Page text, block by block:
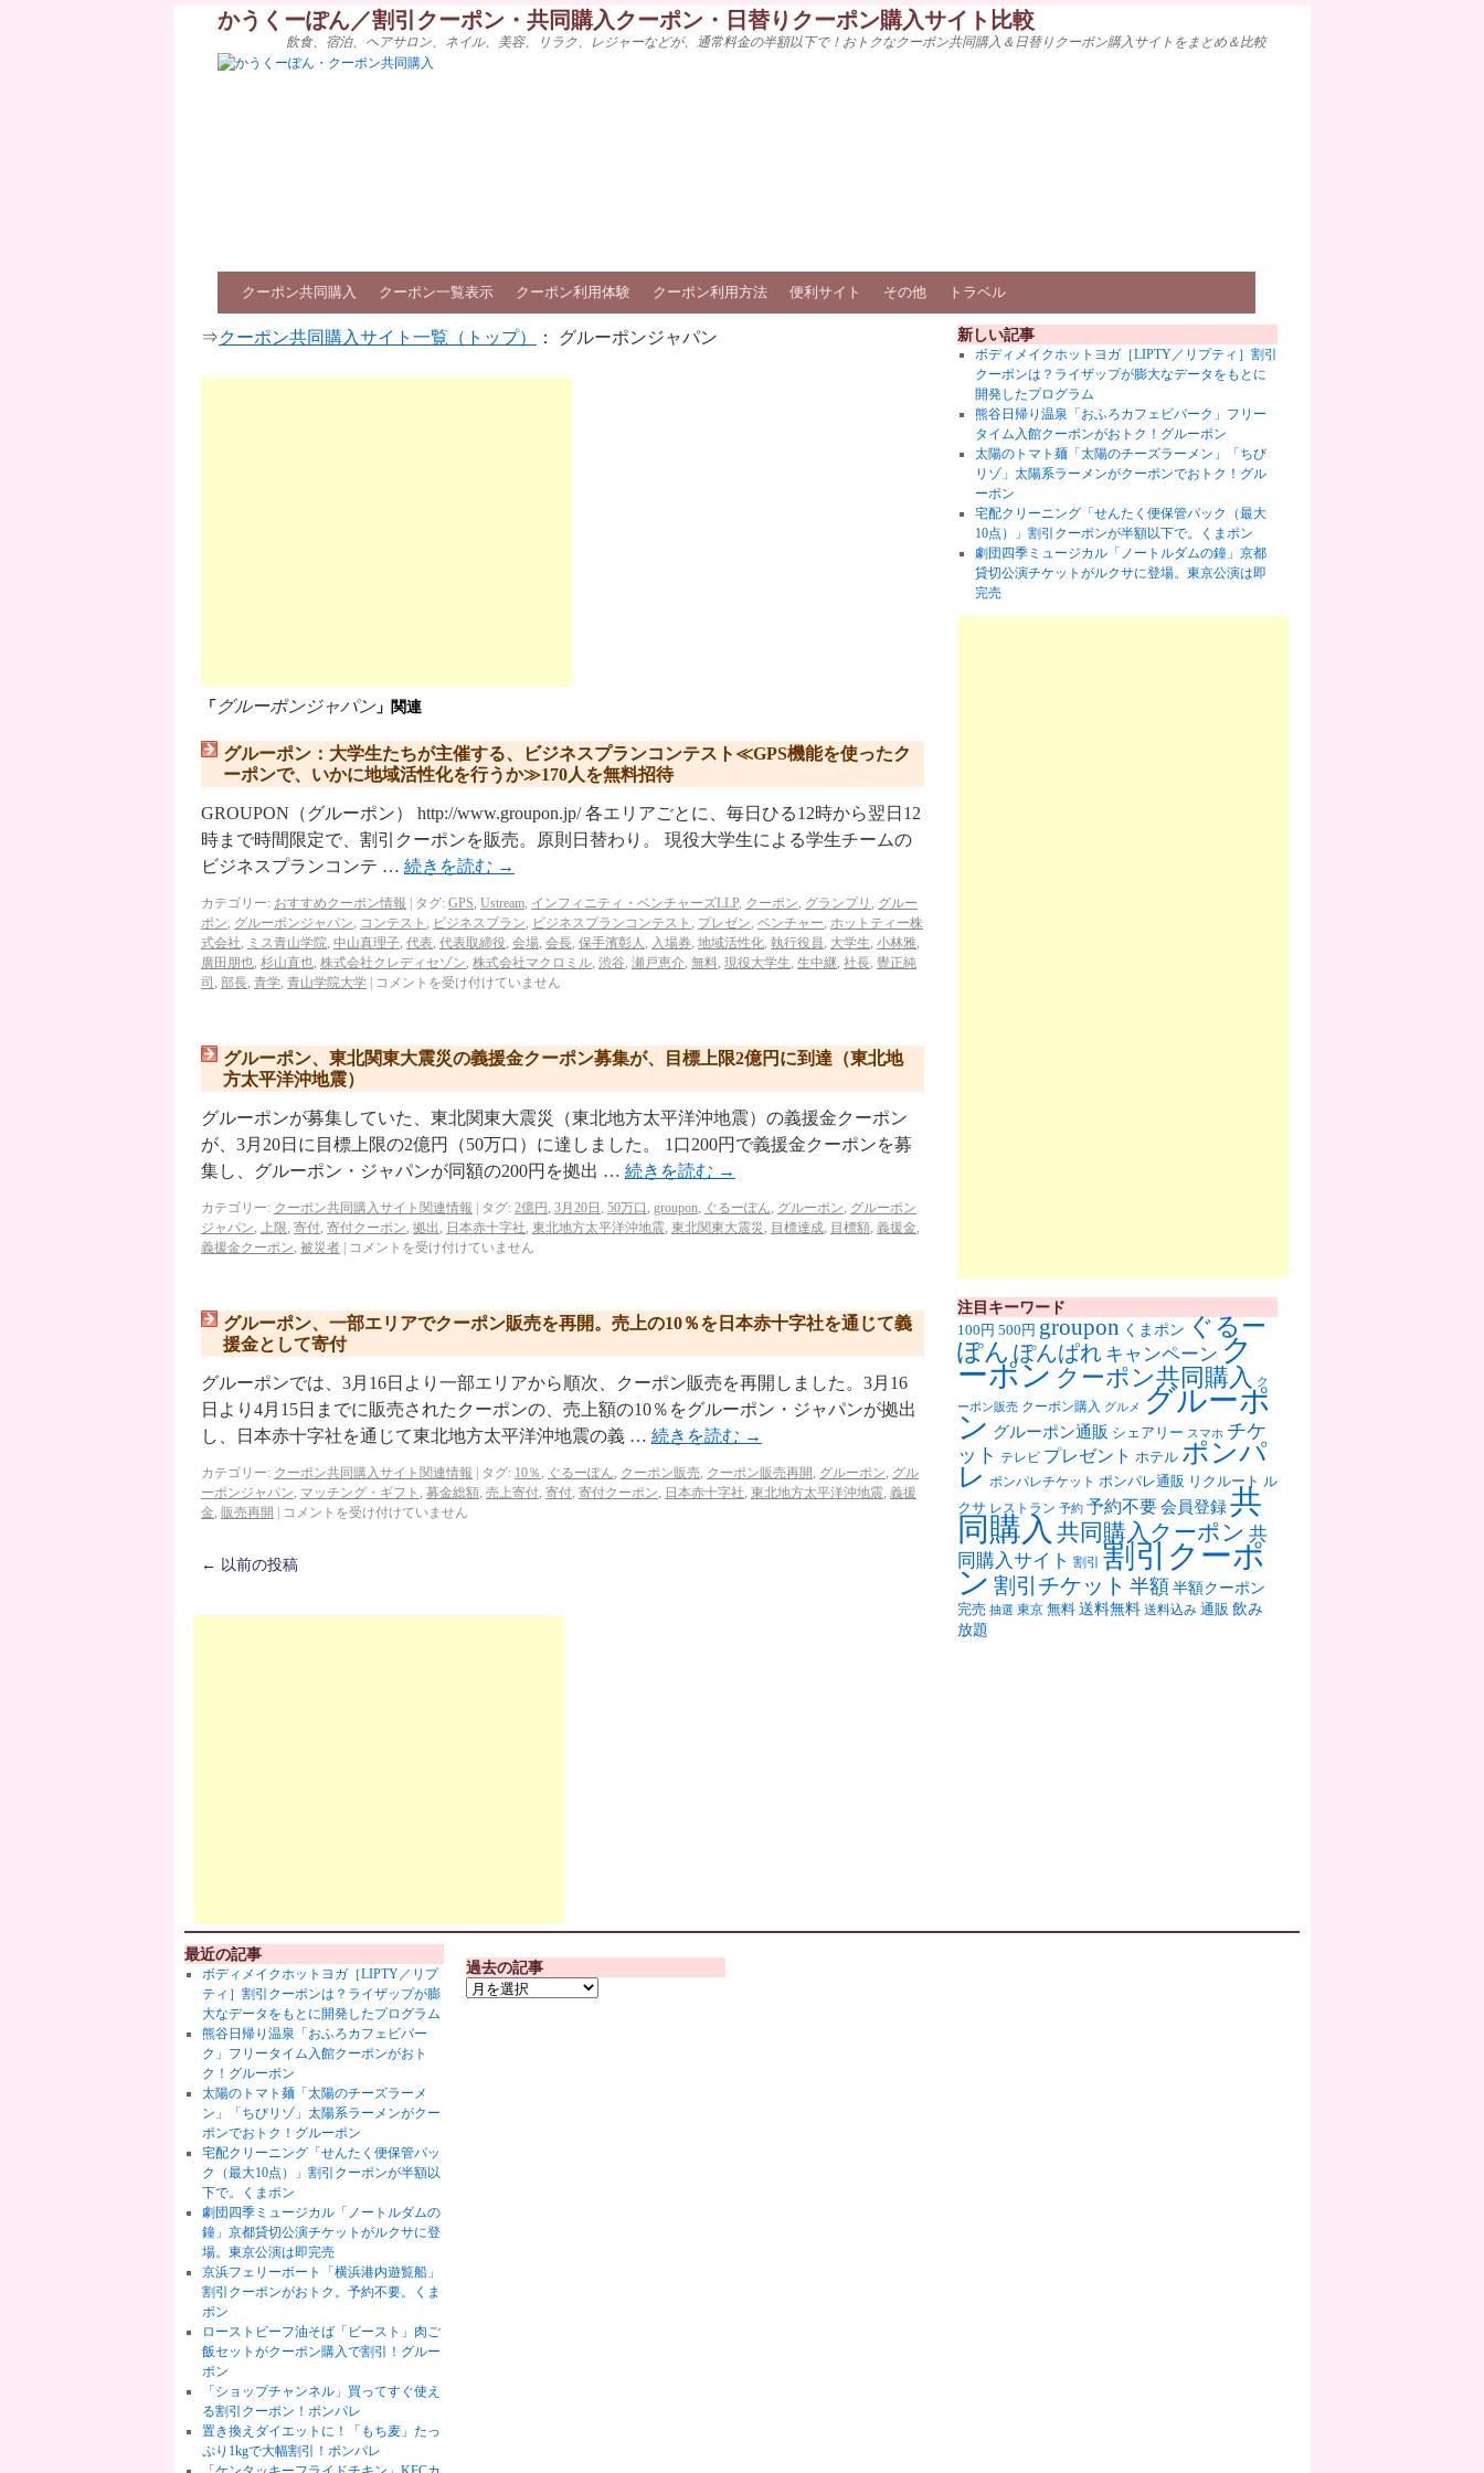
かうくーぽん／割引クーポン・共同購入クーポン・日替りクーポン購入サイト比較
飲食、宿泊、ヘアサロン、ネイル、美容、リラク、レジャーなどが、通常料金の半額以下で！おトクなクーポン共同購入＆日替りクーポン購入サイトをまとめ＆比較
クーポン共同購入 クーポン一覧表示 クーポン利用体験 クーポン利用方法 便利サイト その他 トラベル
⇒クーポン共同購入サイト一覧（トップ） ： グルーポンジャパン
「 グルーポンジャパン」関連
グルーポン：大学生たちが主催する、ビジネスプランコンテスト≪GPS機能を使ったク
ーポンで、いかに地域活性化を行うか≫170人を無料招待
GROUPON（グルーポン） http://www.groupon.jp/ 各エリアごとに、毎日ひる12時から翌日12
時まで時間限定で、割引クーポンを販売。原則日替わり。 現役大学生による学生チームの
ビジネスプランコンテ … 続きを読む →
カテゴリー: おすすめクーポン情報 タグ: GPS, Ustream, インフィニティ・ベンチャーズLLP, クーポン, グランプリ , グルー
ポン, グルーポンジャパン, コンテスト , ビジネスプラン, ビジネスプランコンテスト , プレゼン, ベンチャー, ホットティー株
式会社, ミス青山学院, 中山真理子, 代表, 代表取締役, 会場, 会長, 保手濱彰人 , 入場券, 地域活性化, 執行役員, 大学生, 小林雅,
廣田朋也, 杉山直也, 株式会社クレディセゾン, 株式会社マクロミル, 渋谷, 瀬戸恵介, 無料, 現役大学生, 生中継, 社長, 覺正純
司 , 部長, 青学, 青山学院大学 コメントを受け付けていません
グルーポン、東北関東大震災の義援金クーポン募集が、目標上限2億円に到達（東北地
方太平洋沖地震）
グルーポンが募集していた、東北関東大震災（東北地方太平洋沖地震）の義援金クーポン
が、3月20日に目標上限の2億円（50万口）に達しました。 1口200円で義援金クーポンを募
集し、グルーポン・ジャパンが同額の200円を拠出 … 続きを読む →
カテゴリー: クーポン共同購入サイト関連情報 タグ: 2億円 , 3月20日 , 50万口 , groupon, ぐるーぽん, グルーポン, グルーポン
ジャパン, 上限, 寄付, 寄付クーポン, 拠出 , 日本赤十字社, 東北地方太平洋沖地震, 東北関東大震災 , 目標達成, 目標額, 義援金,
義援金クーポン, 被災者 コメントを受け付けていません
グルーポン、一部エリアでクーポン販売を再開。売上の10％を日本赤十字社を通じて義
援金として寄付
グルーポンでは、3月16日より一部エリアから順次、クーポン販売を再開しました。3月16
日より4月15日までに販売されたクーポンの、売上額の10％をグルーポン・ジャパンが拠出
し、日本赤十字社を通じて東北地方太平洋沖地震の義 … 続きを読む →
カテゴリー: クーポン共同購入サイト関連情報 タグ: 10％ , ぐるーぽん, クーポン販売, クーポン販売再開 , グルーポン, グル
ーポンジャパン, マッチング・ギフト , 募金総額, 売上寄付, 寄付, 寄付クーポン, 日本赤十字社, 東北地方太平洋沖地震, 義援
金, 販売再開 コメントを受け付けていません
← 以前の投稿
新しい記事
ボディメイクホットヨガ［LIPTY／リプティ］割引
クーポンは？ライザップが膨大なデータをもとに
開発したプログラム
熊谷日帰り温泉「おふろカフェビバーク」フリー
タイム入館クーポンがおトク！グルーポン
太陽のトマト麺「太陽のチーズラーメン」「ちび
リゾ」太陽系ラーメンがクーポンでおトク！グル
ーポン
宅配クリーニング「せんたく便保管パック（最大
10点）」割引クーポンが半額以下で。くまポン
劇団四季ミュージカル「ノートルダムの鐘」京都
貸切公演チケットがルクサに登場。東京公演は即
完売
注目キーワード
100円 500円 groupon くまポン ぐるー
ぽん ぽんぱれ キャンペーン ク
ーポン クーポン共同購入 ク
ーポン販売 クーポン購入 グルメ グルーポ
ン グルーポン通販 シェアリー スマホ チケ
ット テレビ プレゼント ホテル ポンパ
レ ポンパレチケット ポンパレ通販 リクルート ル
クサ レストラン 予約 予約不要会員登録共
同購入 共同購入クーポン 共
同購入サイト 割引 割引クーポ
ン 割引チケット 半額 半額クーポン
完売 抽選 東京 無料 送料無料 送料込み 通販 飲み
放題
最近の記事
ボディメイクホットヨガ［LIPTY／リプ
ティ］割引クーポンは？ライザップが膨
大なデータをもとに開発したプログラム
熊谷日帰り温泉「おふろカフェビバー
ク」フリータイム入館クーポンがおト
ク！グルーポン
太陽のトマト麺「太陽のチーズラーメ
ン」「ちびリゾ」太陽系ラーメンがクー
ポンでおトク！グルーポン
宅配クリーニング「せんたく便保管パッ
ク（最大10点）」割引クーポンが半額以
下で。くまポン
劇団四季ミュージカル「ノートルダムの
鐘」京都貸切公演チケットがルクサに登
場。東京公演は即完売
京浜フェリーボート「横浜港内遊覧船」
割引クーポンがおトク。予約不要。くま
ポン
ローストビーフ油そば「ビースト」肉ご
飯セットがクーポン購入で割引！グルー
ポン
「ショップチャンネル」買ってすぐ使え
る割引クーポン！ポンパレ
置き換えダイエットに！「もち麦」たっ
ぷり1kgで大幅割引！ポンパレ
過去の記事